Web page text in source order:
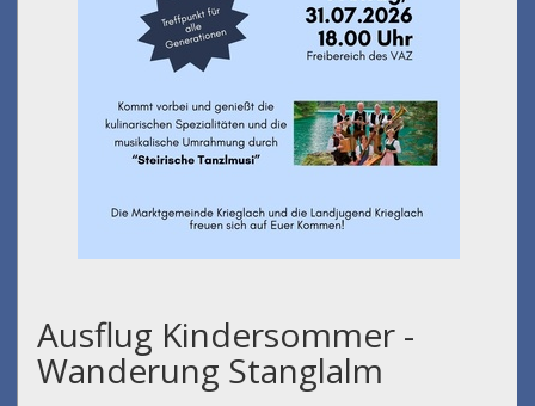
Ausflug Kindersommer -
Wanderung Stanglalm